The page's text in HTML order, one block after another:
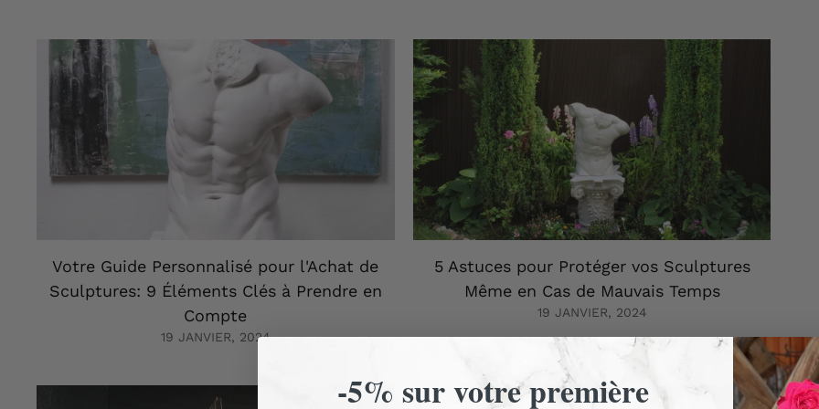
Votre Guide Personnalisé pour l'Achat de
Sculptures: 9 Éléments Clés à Prendre en
Compte
19 JANVIER, 2024
5 Astuces pour Protéger vos Sculptures
Même en Cas de Mauvais Temps
19 JANVIER, 2024
-5% sur votre première